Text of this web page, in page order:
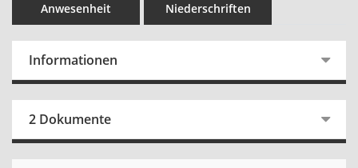
Anwesenheit Niederschriften
Informationen
2 Dokumente